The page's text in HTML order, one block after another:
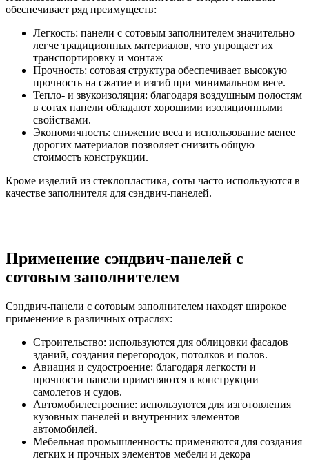
обеспечивает ряд преимуществ:
Легкость: панели с сотовым заполнителем значительно
легче традиционных материалов, что упрощает их
транспортировку и монтаж
Прочность: сотовая структура обеспечивает высокую
прочность на сжатие и изгиб при минимальном весе.
Тепло- и звукоизоляция: благодаря воздушным полостям
в сотах панели обладают хорошими изоляционными
свойствами.
Экономичность: снижение веса и использование менее
дорогих материалов позволяет снизить общую
стоимость конструкции.
Кроме изделий из стеклопластика, соты часто используются в
качестве заполнителя для сэндвич-панелей.
Применение сэндвич-панелей с
сотовым заполнителем
Сэндвич-панели с сотовым заполнителем находят широкое
применение в различных отраслях:
Строительство: используются для облицовки фасадов
зданий, создания перегородок, потолков и полов.
Авиация и судостроение: благодаря легкости и
прочности панели применяются в конструкции
самолетов и судов.
Автомобилестроение: используются для изготовления
кузовных панелей и внутренних элементов
автомобилей.
Мебельная промышленность: применяются для создания
легких и прочных элементов мебели и декора